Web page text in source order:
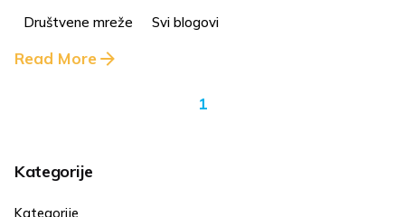
Društvene mreže Svi blogovi
Read More
1
Kategorije
Kategorije